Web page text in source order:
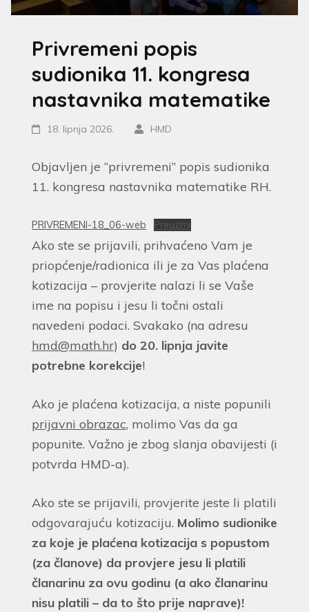
Privremeni popis
sudionika 11. kongresa
nastavnika matematike
18. lipnja 2026. HMD
Objavljen je “privremeni” popis sudionika
11. kongresa nastavnika matematike RH.
PRIVREMENI-18_06-web Preuzmi
Ako ste se prijavili, prihvaćeno Vam je
priopćenje/radionica ili je za Vas plaćena
kotizacija – provjerite nalazi li se Vaše
ime na popisu i jesu li točni ostali
navedeni podaci. Svakako (na adresu
hmd@math.hr) do 20. lipnja javite
potrebne korekcije!
Ako je plaćena kotizacija, a niste popunili
prijavni obrazac, molimo Vas da ga
popunite. Važno je zbog slanja obavijesti (i
potvrda HMD-a).
Ako ste se prijavili, provjerite jeste li platili
odgovarajuću kotizaciju. Molimo sudionike
za koje je plaćena kotizacija s popustom
(za članove) da provjere jesu li platili
članarinu za ovu godinu (a ako članarinu
nisu platili – da to što prije naprave)!